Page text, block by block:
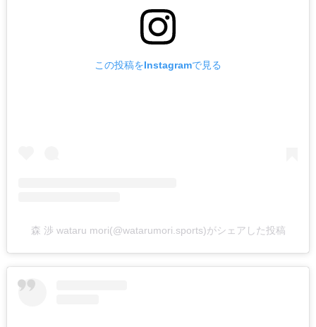
この投稿をInstagramで見る
森 渉 wataru mori(@watarumori.sports)がシェアした投稿